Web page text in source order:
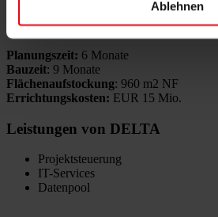
Ablehnen
Daten
Planungszeit: 6 Monate
Bauzeit: 9 Monate
Flächenaufstockung: 960 m2 NF
Errichtungskosten: EUR 15 Mio.
Leistungen von DELTA
Projektsteuerung
IT-Services
Datenpool